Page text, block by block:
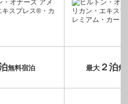
無料宿泊 最大２泊無